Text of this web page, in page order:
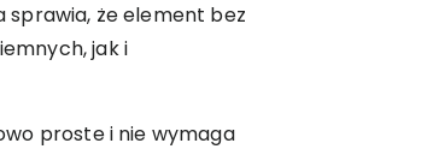
sprawia, że element bez
jak i
proste i nie wymaga